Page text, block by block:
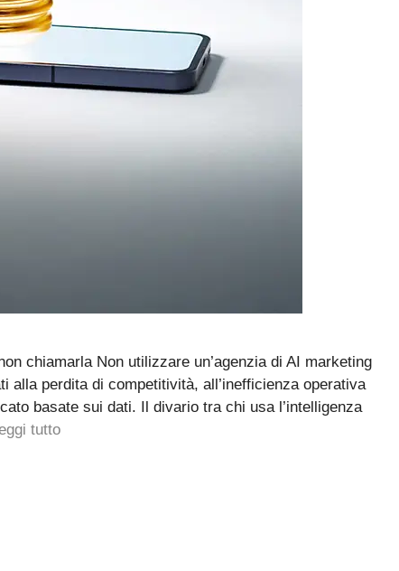
chiamarla Non utilizzare un’agenzia di AI marketing
alla perdita di competitività, all’inefficienza operativa
basate sui dati. Il divario tra chi usa l’intelligenza
tutto